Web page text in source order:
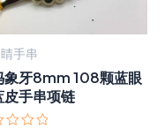
手串
象牙8mm 108颗蓝眼
皮手串项链